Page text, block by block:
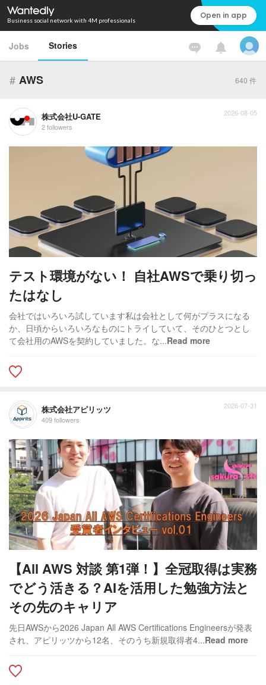
Business social network with 4M professionals Open in app
Jobs Stories
# AWS 640 件
株式会社U-GATE
2 followers
2026-08-05
テスト環境がない！ 自社AWSで乗り切っ
たはなし
会社ではいろいろ試しています私は会社として何がプラスになる
か、日頃からいろいろなものにトライしていて、そのひとつとし
て会社用のAWSを契約していました。な...Read more
株式会社アピリッツ
409 followers
2026-07-31
【All AWS 対談 第1弾！】全冠取得は実務
でどう活きる？AIを活用した勉強方法と
その先のキャリア
先日AWSから2026 Japan All AWS Certifications Engineersが発表
され、アピリッツから12名、そのうち新規取得者4...Read more